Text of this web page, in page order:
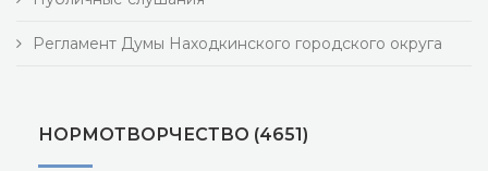
Регламент Думы Находкинского городского округа
НОРМОТВОРЧЕСТВО (4651)